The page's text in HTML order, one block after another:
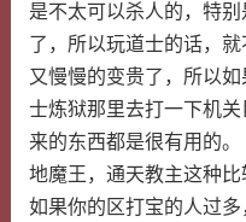
是不太可以杀人的，特
了，所以玩道士的话，
又慢慢的变贵了，所以
士炼狱那里去打一下机
来的东西都是很有用的
地魔王，通天教主这种
如果你的区打宝的人过